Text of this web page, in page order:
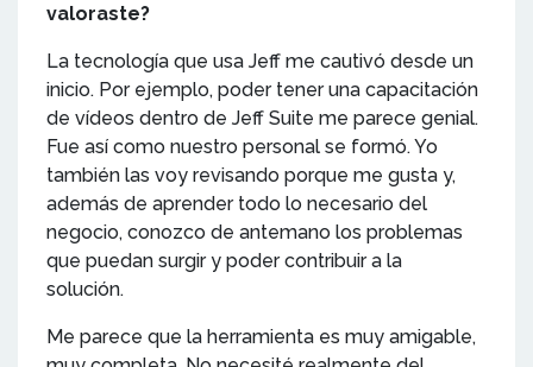
valoraste?
La tecnología que usa Jeff me cautivó desde un
inicio. Por ejemplo, poder tener una capacitación
de vídeos dentro de Jeff Suite me parece genial.
Fue así como nuestro personal se formó. Yo
también las voy revisando porque me gusta y,
además de aprender todo lo necesario del
negocio, conozco de antemano los problemas
que puedan surgir y poder contribuir a la
solución.
Me parece que la herramienta es muy amigable,